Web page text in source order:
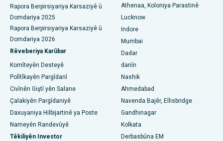
Nexweşxaneya çêtirîn li Seshadripuram, Bangalore
Nexweşxaneya herî baş li Waltair Main Road, Visakhapatnam
Nexweşxaneya çêtirîn li Subhash Nagar Road, Karimnagar
Nexweşxaneya çêtirîn li Managari, Karaikudi
Nexweşxaneya herî baş li Arepally, Warangal
Nexweşxaneya herî baş li Arera Colony, Bhopal
Nexweşxaneya çêtirîn li Jayanagar, Bangalore
Rapora Berpirsiyariya Karsaziyê û
Domdariya 2025
Rapora Berpirsiyariya Karsaziyê û
Domdariya 2026
Rêveberiya Karûbar
Komîteyên Desteyê
Polîtîkayên Pargîdanî
Civînên Giştî yên Salane
Çalakiyên Pargîdaniyê
Daxuyaniya Hilbijartinê ya Poste
Nameyên Randevûyê
Têkiliyên Investor
Athenaa, Koloniya Parastinê
Lucknow
Indore
Mumbai
Dadar
danîn
Nashik
Ahmedabad
Navenda Bajêr, Ellisbridge
Gandhinagar
Kolkata
Derbasbûna EM